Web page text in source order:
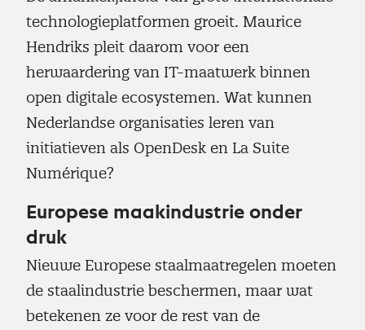
technologieplatformen groeit. Maurice
Hendriks pleit daarom voor een
herwaardering van IT-maatwerk binnen
open digitale ecosystemen. Wat kunnen
Nederlandse organisaties leren van
initiatieven als OpenDesk en La Suite
Numérique?
Europese maakindustrie onder
druk
Nieuwe Europese staalmaatregelen moeten
de staalindustrie beschermen, maar wat
betekenen ze voor de rest van de